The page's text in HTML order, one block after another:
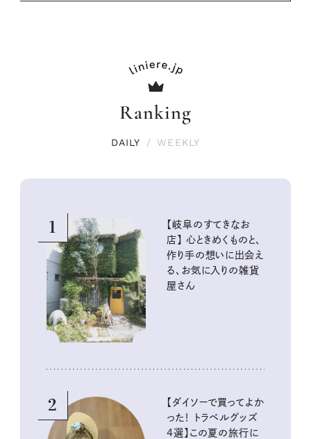
Ranking
DAILY / WEEKLY
1
【岐阜のすてきなお
店】 心ときめくものと、
作り手の想いに出会え
る、お気に入りの雑貨
屋さん
2
【ダイソーで買ってよか
った！ トラベルグッズ
4選】この夏の旅行に